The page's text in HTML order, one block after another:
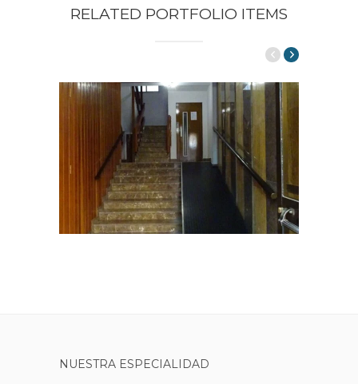
RELATED PORTFOLIO ITEMS
NUESTRA ESPECIALIDAD